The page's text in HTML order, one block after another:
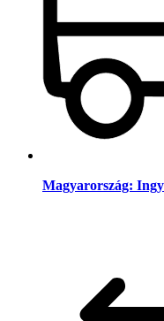
Magyarország: